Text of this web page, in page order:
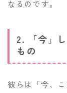
なるのです。
2. 「今」
もの
彼らは「今、